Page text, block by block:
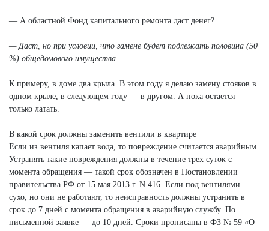
— А областной Фонд капитального ремонта даст денег?
— Даст, но при условии, что замене будет подлежать половина (50
%) общедомового имущества.
К примеру, в доме два крыла. В этом году я делаю замену стояков в
одном крыле, в следующем году — в другом. А пока остается
только латать.
В какой срок должны заменить вентили в квартире
Если из вентиля капает вода, то повреждение считается аварийным.
Устранять такие повреждения должны в течение трех суток с
момента обращения — такой срок обозначен в Постановлении
правительства РФ от 15 мая 2013 г. N 416. Если под вентилями
сухо, но они не работают, то неисправность должны устранить в
срок до 7 дней с момента обращения в аварийную службу. По
письменной заявке — до 10 дней. Сроки прописаны в ФЗ № 59 «О